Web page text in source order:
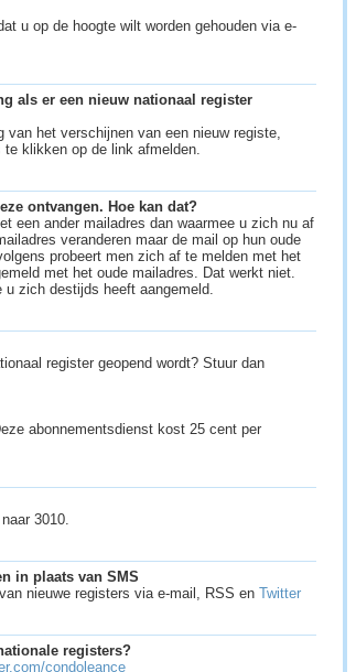
u op de hoogte wilt worden gehouden via e-
als er een nieuw nationaal register
van het verschijnen van een nieuw registe,
klikken op de link afmelden.
ontvangen. Hoe kan dat?
een ander mailadres dan waarmee u zich nu af
veranderen maar de mail op hun oude
probeert men zich af te melden met het
met het oude mailadres. Dat werkt niet.
zich destijds heeft aangemeld.
register geopend wordt? Stuur dan
abonnementsdienst kost 25 cent per
3010.
in plaats van SMS
nieuwe registers via e-mail, RSS en Twitter
registers?
condoleance